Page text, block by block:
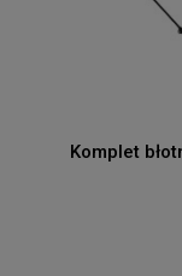
Komplet